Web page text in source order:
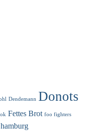
Dendemann Donots
Fettes Brot foo fighters
hamburg